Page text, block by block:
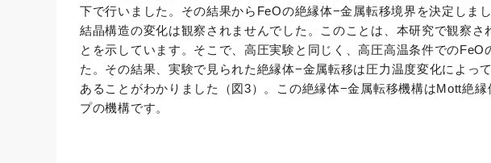
下で行いました。その結果からFeOの絶縁体−金属転移境界を決定しま
結晶構造の変化は観察されませんでした。このことは、本研究で観察
とを示しています。そこで、高圧実験と同じく、高圧高温条件での
た。その結果、実験で見られた絶縁体−金属転移は圧力温度変化によっ
あることがわかりました（図3）。この絶縁体−金属転移機構はMott絶
プの機構です。